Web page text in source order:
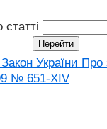
України
№ 651-XIV